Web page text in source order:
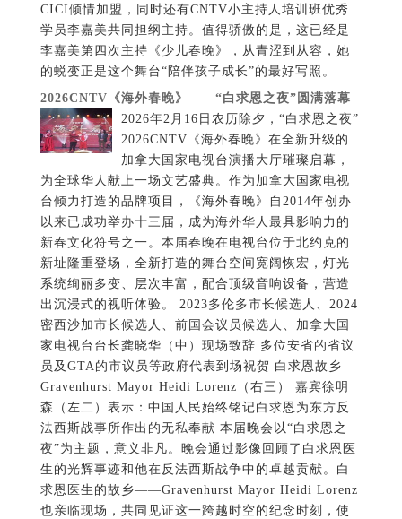
CICI倾情加盟，同时还有CNTV小主持人培训班优秀
学员李嘉美共同担纲主持。值得骄傲的是，这已经是
李嘉美第四次主持《少儿春晚》，从青涩到从容，她
的蜕变正是这个舞台“陪伴孩子成长”的最好写照。
2026CNTV《海外春晚》——“白求恩之夜”圆满落幕
2026年2月16日农历除夕，“白求恩之夜”
2026CNTV《海外春晚》在全新升级的
加拿大国家电视台演播大厅璀璨启幕，
为全球华人献上一场文艺盛典。作为加拿大国家电视
台倾力打造的品牌项目，《海外春晚》自2014年创办
以来已成功举办十三届，成为海外华人最具影响力的
新春文化符号之一。本届春晚在电视台位于北约克的
新址隆重登场，全新打造的舞台空间宽阔恢宏，灯光
系统绚丽多变、层次丰富，配合顶级音响设备，营造
出沉浸式的视听体验。 2023多伦多市长候选人、2024
密西沙加市长候选人、前国会议员候选人、加拿大国
家电视台台长龚晓华（中）现场致辞 多位安省的省议
员及GTA的市议员等政府代表到场祝贺 白求恩故乡
Gravenhurst Mayor Heidi Lorenz（右三） 嘉宾徐明
森（左二）表示：中国人民始终铭记白求恩为东方反
法西斯战事所作出的无私奉献 本届晚会以“白求恩之
夜”为主题，意义非凡。晚会通过影像回顾了白求恩医
生的光辉事迹和他在反法西斯战争中的卓越贡献。白
求恩医生的故乡——Gravenhurst Mayor Heidi Lorenz
也亲临现场，共同见证这一跨越时空的纪念时刻，使